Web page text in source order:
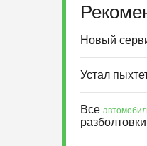
Новый
Устал
Все